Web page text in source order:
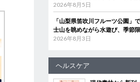
2026年8月5日
「山梨県笛吹川フルーツ公園
士山を眺めながら水遊び、季節
2026年8月3日
ヘルスケア